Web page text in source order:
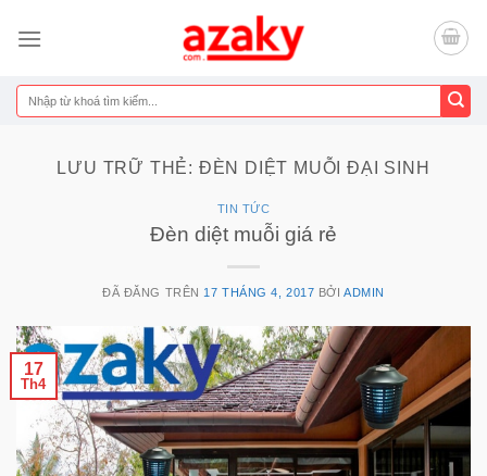
đến
dung
Tìm
kiếm:
LƯU TRỮ THẺ: ĐÈN DIỆT MUỖI ĐẠI SINH
TIN TỨC
Đèn diệt muỗi giá rẻ
ĐÃ ĐĂNG TRÊN 17 THÁNG 4, 2017 BỞIADMIN
17
Th4